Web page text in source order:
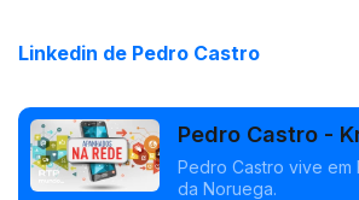
Linkedin de Pedro Castro
Pedro Castro -
Noruega
Pedro Castro vive em
da Noruega.